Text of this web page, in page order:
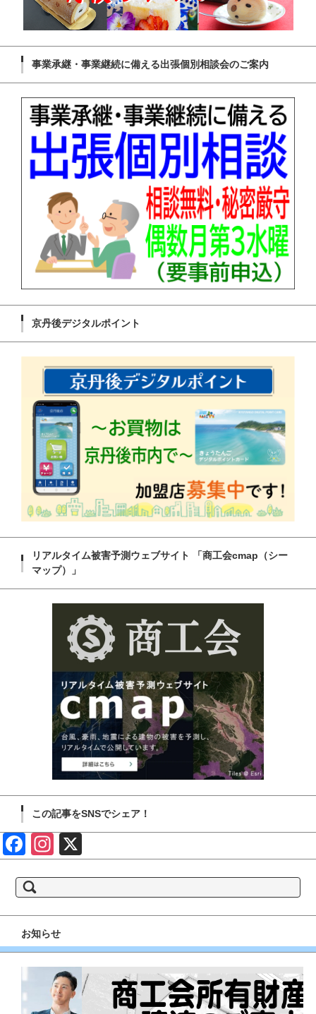
事業承継・事業継続に備える出張個別相談会のご案内
京丹後デジタルポイント
リアルタイム被害予測ウェブサイト 「商工会cmap（シー
マップ）」
この記事をSNSでシェア！
Face Insta
索:
お知らせ